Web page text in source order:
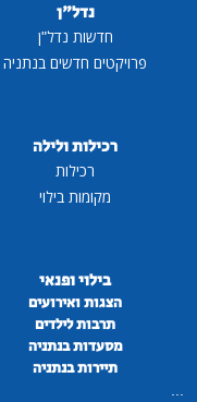
נדל"ן
חדשות נדל"ן
פרויקטים חדשים בנתניה
רכילות ולילה
רכילות
מקומות בילוי
בילוי ופנאי
הצגות ואירועים
תרבות לילדים
מסעדות בנתניה
תיירות בנתניה
...